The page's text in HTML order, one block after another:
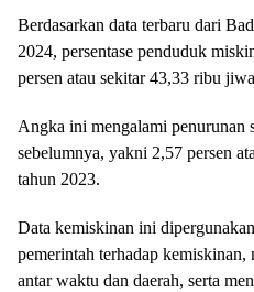
Berdasarkan data terbaru dari
2024, persentase penduduk
persen atau sekitar 43,33 ribu
Angka ini mengalami penurunan
sebelumnya, yakni 2,57 persen
tahun 2023.
Data kemiskinan ini
pemerintah terhadap
antar waktu dan daerah, serta